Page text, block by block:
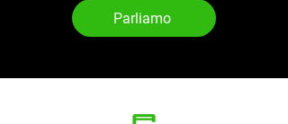
Parliamo